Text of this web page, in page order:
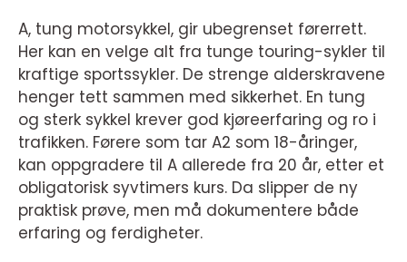
A, tung motorsykkel, gir ubegrenset førerrett.
Her kan en velge alt fra tunge touring-sykler til
kraftige sportssykler. De strenge alderskravene
henger tett sammen med sikkerhet. En tung
og sterk sykkel krever god kjøreerfaring og ro i
trafikken. Førere som tar A2 som 18-åringer,
kan oppgradere til A allerede fra 20 år, etter et
obligatorisk syvtimers kurs. Da slipper de ny
praktisk prøve, men må dokumentere både
erfaring og ferdigheter.